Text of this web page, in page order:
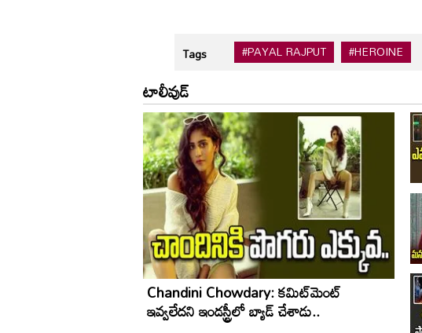
Tags #PAYAL RAJPUT #HEROINE
టాలీవుడ్
Chandini Chowdary: కమిట్‌మెంట్
ఇవ్వలేదని ఇండస్ట్రీలో బ్యాడ్ చేశాడు..